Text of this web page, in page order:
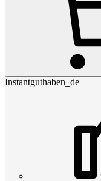
Instantguthaben_de